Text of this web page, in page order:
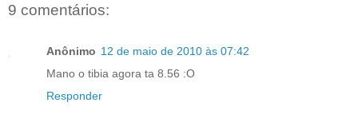
9 comentários:
Anônimo 12 de maio de 2010 às 07:42
Mano o tibia agora ta 8.56 :O
Responder